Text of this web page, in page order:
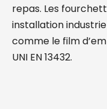
repas. Les
installation
comme le film
UNI EN 13432.